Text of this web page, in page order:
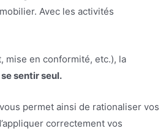
Avec les activités
mise en conformité, etc.), la
sentir seul.
permet ainsi de rationaliser vos
correctement vos